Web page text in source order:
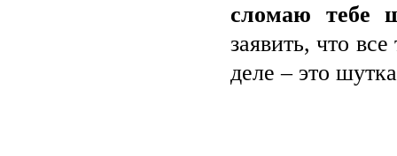
сломаю тебе
заявить, что
деле – это